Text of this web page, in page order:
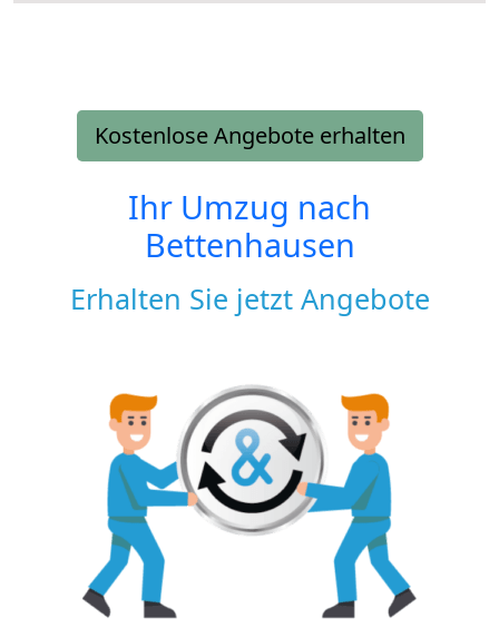
Kostenlose Angebote erhalten
Ihr Umzug nach
Bettenhausen
Erhalten Sie jetzt Angebote